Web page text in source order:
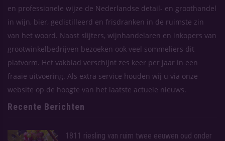
en professionele wijze de Nederlandse detail- en groothandel
in wijn, bier, gedistilleerd en frisdranken in de ruimste zin
van het woord. Naast slijters, wijnhandelaren en inkopers van
grootwinkelbedrijven bezoeken ook veel sommeliers dit
platvorm. Het vakblad verschijnt zes keer per jaar in een
fraaie uitvoering. Als extra service houden wij u via onze
website op de hoogte van het laatste actuele nieuws.
Recente Berichten
1811 riesling van ruim twee eeuwen oud onder